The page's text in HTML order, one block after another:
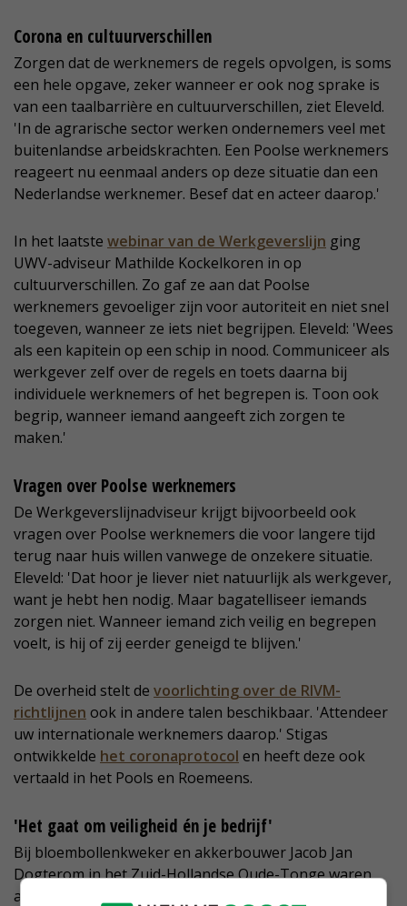
Corona en cultuurverschillen
Zorgen dat de werknemers de regels opvolgen, is soms
een hele opgave, zeker wanneer er ook nog sprake is
van een taalbarrière en cultuurverschillen, ziet Eleveld.
'In de agrarische sector werken ondernemers veel met
buitenlandse arbeidskrachten. Een Poolse werknemers
reageert nu eenmaal anders op deze situatie dan een
Nederlandse werknemer. Besef dat en acteer daarop.'
In het laatste webinar van de Werkgeverslijn ging
UWV-adviseur Mathilde Kockelkoren in op
cultuurverschillen. Zo gaf ze aan dat Poolse
werknemers gevoeliger zijn voor autoriteit en niet snel
toegeven, wanneer ze iets niet begrijpen. Eleveld: 'Wees
als een kapitein op een schip in nood. Communiceer als
werkgever zelf over de regels en toets daarna bij
individuele werknemers of het begrepen is. Toon ook
begrip, wanneer iemand aangeeft zich zorgen te
maken.'
Vragen over Poolse werknemers
De Werkgeverslijnadviseur krijgt bijvoorbeeld ook
vragen over Poolse werknemers die voor langere tijd
terug naar huis willen vanwege de onzekere situatie.
Eleveld: 'Dat hoor je liever niet natuurlijk als werkgever,
want je hebt hen nodig. Maar bagatelliseer iemands
zorgen niet. Wanneer iemand zich veilig en begrepen
voelt, is hij of zij eerder geneigd te blijven.'
De overheid stelt de voorlichting over de RIVM-
richtlijnen ook in andere talen beschikbaar. 'Attendeer
uw internationale werknemers daarop.' Stigas
ontwikkelde het coronaprotocol en heeft deze ook
vertaald in het Pools en Roemeens.
'Het gaat om veiligheid én je bedrijf'
Bij bloembollenkweker en akkerbouwer Jacob Jan
Dogterom in het Zuid-Hollandse Oude-Tonge waren
afgelopen zomer 140 arbeidsmigranten en 20